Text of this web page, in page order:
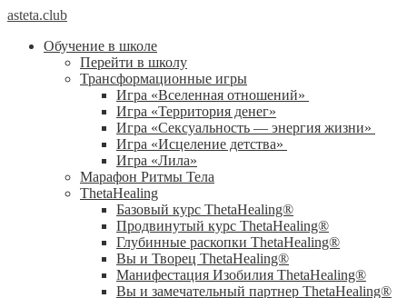
asteta.club
Обучение в школе
Перейти в школу
Трансформационные игры
Игра «Вселенная отношений»
Игра «Территория денег»
Игра «Сексуальность — энергия жизни»
Игра «Исцеление детства»
Игра «Лила»
Марафон Ритмы Тела
ThetaHealing
Базовый курс ThetaHealing®
Продвинутый курс ThetaHealing®
Глубинные раскопки ThetaHealing®
Вы и Творец ThetaHealing®
Манифестация Изобилия ThetaHealing®
Вы и замечательный партнер ThetaHealing®